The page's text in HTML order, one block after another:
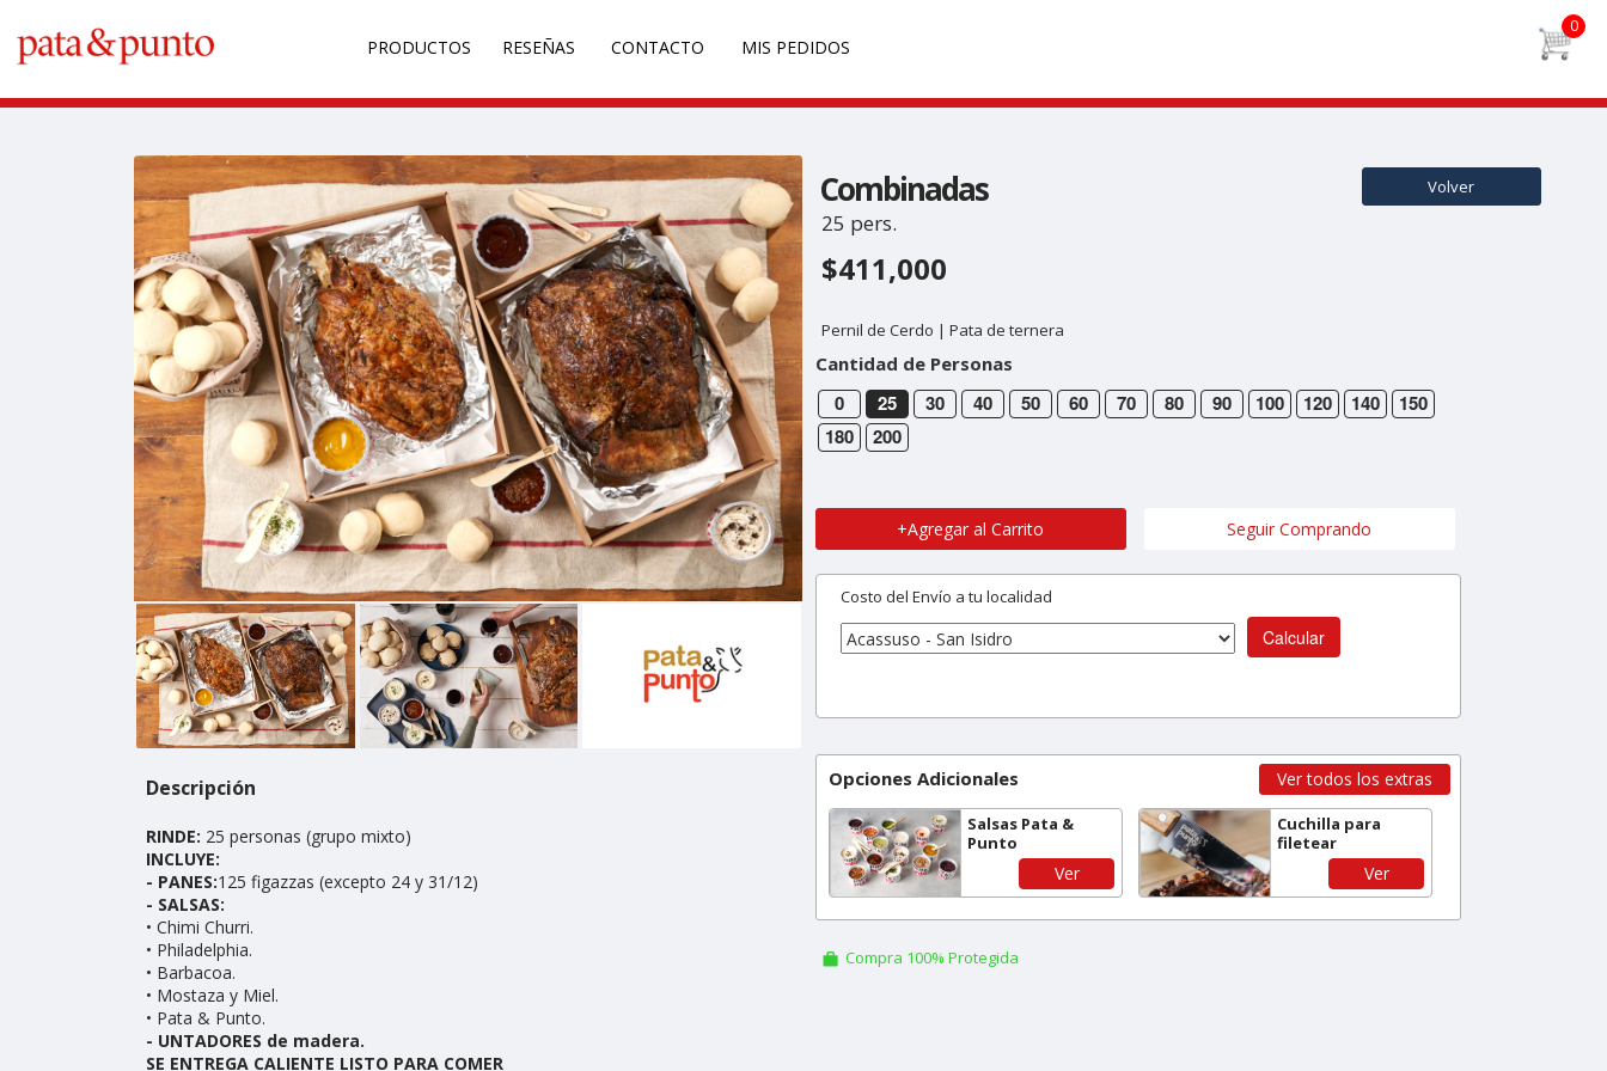
PRODUCTOS RESEÑAS CONTACTO MIS PEDIDOS
Descripción
RINDE: 25 personas (grupo mixto)
INCLUYE:
- PANES:125 figazzas (excepto 24 y 31/12)
- SALSAS:
• Chimi Churri.
• Philadelphia.
• Barbacoa.
• Mostaza y Miel.
• Pata & Punto.
- UNTADORES de madera.
SE ENTREGA CALIENTE LISTO PARA COMER
Combinadas Volver
25 pers.
$411,000
Pernil de Cerdo | Pata de ternera
Cantidad de Personas
0 25 30 40 50 60 70 80 90 100 120 140
150
180
200
+Agregar al Carrito Seguir Comprando
Costo del Envío a tu localidad
Calcular
Opciones Adicionales Ver todos los extras
Salsas Pata &
Punto
Ver
Cuchilla para
filetear
Ver
Compra 100% Protegida